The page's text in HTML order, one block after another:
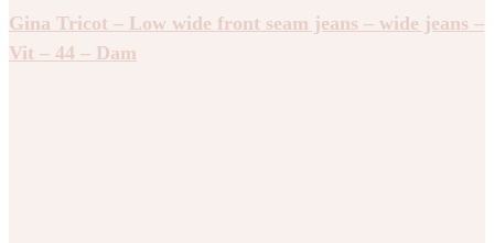
Gina Tricot – Low wide front seam jeans – wide jeans –
Vit – 44 – Dam